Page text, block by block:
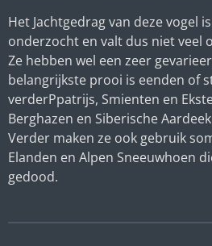
Het Jachtgedrag van deze vogel
onderzocht en valt dus niet veel
Ze hebben wel een zeer
belangrijkste prooi is eenden of
verderPpatrijs, Smienten en
Berghazen en Siberische
Verder maken ze ook gebruik
Elanden en Alpen Sneeuwhoen
gedood.